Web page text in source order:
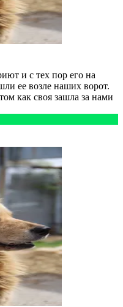
и с тех пор его на
ее возле наших ворот.
как своя зашла за нами